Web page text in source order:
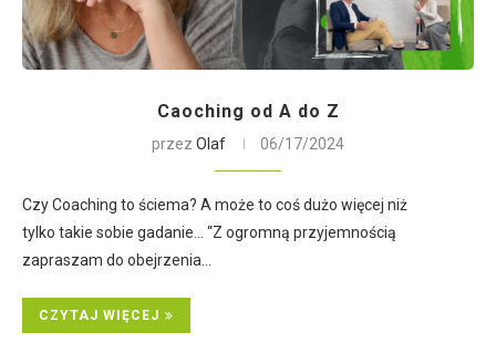
Caoching od A do Z
przez Olaf 06/17/2024
Czy Coaching to ściema? A może to coś dużo więcej niż
tylko takie sobie gadanie… “Z ogromną przyjemnością
zapraszam do obejrzenia…
CZYTAJ WIĘCEJ